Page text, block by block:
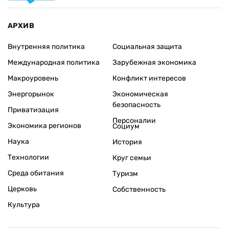
АРХИВ
Внутренняя политика
Международная политика
Макроуровень
Энергорынок
Приватизация
Экономика регионов
Социальная защита
Зарубежная экономика
Конфликт интересов
Экономическая
безопасность
Персоналии
Наука
Технологии
Среда обитания
Церковь
Культура
Социум
История
Круг семьи
Туризм
Собственность